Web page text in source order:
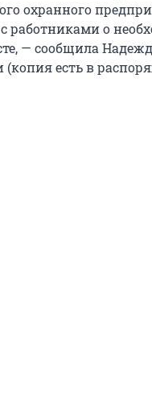
охранного
работниками о
— сообщила
есть в